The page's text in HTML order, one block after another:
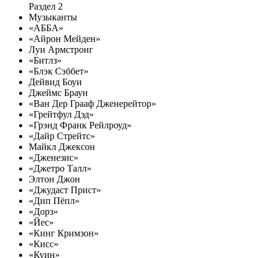
Раздел 2
Музыканты
«АББА»
«Айрон Мейден»
Луи Армстронг
«Битлз»
«Блэк Сэббет»
Дейвид Боуи
Джеймс Браун
«Ван Дер Грааф Дженерейтор»
«Грейтфул Дэд»
«Грэнд Франк Рейлроуд»
«Дайр Стрейтс»
Майкл Джексон
«Дженезис»
«Джетро Талл»
Элтон Джон
«Джудаст Прист»
«Дип Пёпл»
«Дорз»
«Йес»
«Кинг Кримзон»
«Кисс»
«Куин»